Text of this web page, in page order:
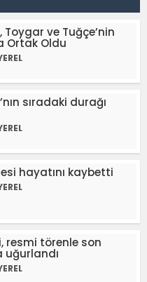
Toygar ve Tuğçe’nin
Ortak Oldu
sıradaki durağı
hayatını kaybetti
resmi törenle son
uğurlandı